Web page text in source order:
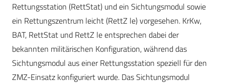
Rettungsstation (RettStat) und ein Sichtungsmodul sowie
ein Rettungszentrum leicht (RettZ le) vorgesehen. KrKw,
BAT, RettStat und RettZ le entsprechen dabei der
bekannten militärischen Konfiguration, während das
Sichtungsmodul aus einer Rettungsstation speziell für den
ZMZ-Einsatz konfiguriert wurde. Das Sichtungsmodul